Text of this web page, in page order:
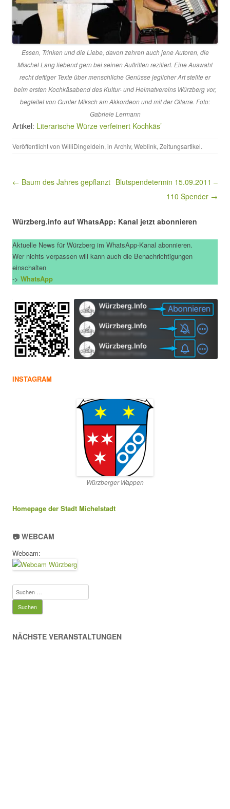
Essen, Trinken und die Liebe, davon zehren auch jene Autoren, die
Mischel Lang liebend gern bei seinen Auftritten rezitiert. Eine Auswahl
recht deftiger Texte über menschliche Genüsse jeglicher Art stellte er
beim ersten Kochkäsabend des Kultur- und Heimatvereins Würzberg vor,
begleitet von Gunter Miksch am Akkordeon und mit der Gitarre. Foto:
Gabriele Lermann
Artikel: Literarische Würze verfeinert Kochkäs’
Veröffentlicht von WilliDingeldein, in Archiv,Weblink,Zeitungsartikel.
Beitragsnavigation
← Baum des Jahres gepflanzt Blutspendetermin 15.09.2011 –
110 Spender →
Würzberg.info auf WhatsApp: Kanal jetzt abonnieren
Aktuelle News für Würzberg im WhatsApp-Kanal abonnieren.
Wer nichts verpassen will kann auch die Benachrichtigungen
einschalten
-> WhatsApp
INSTAGRAM
Würzberger Wappen
Homepage der Stadt Michelstadt
📷 WEBCAM
Webcam:
Suchen
nach:
NÄCHSTE VERANSTALTUNGEN